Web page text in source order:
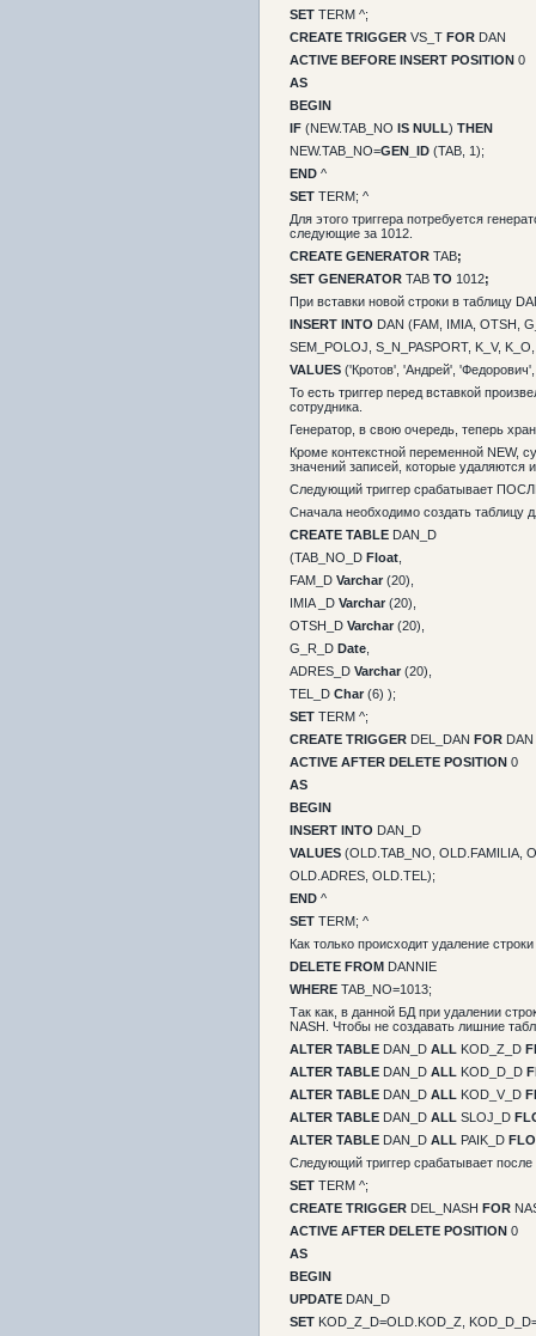
SET TERM ^;
CREATE TRIGGER VS_T FOR DAN
ACTIVE BEFORE INSERT POSITION 0
AS
BEGIN
IF (NEW.TAB_NO IS NULL) THEN
NEW.TAB_NO=GEN_ID (TAB, 1);
END ^
SET TERM; ^
Для этого триггера потребуется
следующие за 1012.
CREATE GENERATOR TAB;
SET GENERATOR TAB TO 1012;
При вставки новой строки в таблицу
INSERT INTO DAN (FAM, IMIA, OTSH,
SEM_POLOJ, S_N_PASPORT, K_V,
VALUES ('Кротов', 'Андрей',
То есть триггер перед вставкой
сотрудника.
Генератор, в свою очередь, теперь
Кроме контекстной переменной NEW,
значений записей, которые удаляются
Следующий триггер срабатывает
Сначала необходимо создать таблицу
CREATE TABLE DAN_D
(TAB_NO_D Float
FAM_D Varchar (20),
IMIA _D Varchar (20),
OTSH_D Varchar (20),
G_R_D Date
ADRES_D Varchar (20),
TEL_D Char (6) );
SET TERM ^;
CREATE TRIGGER DEL_DAN FOR DAN
ACTIVE AFTER DELETE POSITION 0
AS
BEGIN
INSERT INTO DAN_D
VALUES (OLD.TAB_NO, OLD.FAMILIA,
OLD.ADRES, OLD.TEL);
END ^
SET TERM; ^
Как только происходит удаление
DELETE FROM DANNIE
WHERE TAB_NO=1013;
Так как, в данной БД при удалении
NASH. Чтобы не создавать лишние
ALTER TABLE DAN_D ALL KOD_Z_D
ALTER TABLE DAN_D ALL KOD_D_D
ALTER TABLE DAN_D ALL KOD_V_D
ALTER TABLE DAN_D ALL SLOJ_D
ALTER TABLE DAN_D ALL PAIK_D
Следующий триггер срабатывает
SET TERM ^;
CREATE TRIGGER DEL_NASH FOR
ACTIVE AFTER DELETE POSITION 0
AS
BEGIN
UPDATE DAN_D
SET KOD_Z_D=OLD.KOD_Z,